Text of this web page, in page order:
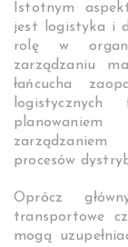
Istotnym
jest logistyka i
rolę w
zarządzaniu
łańcucha
procesów
Oprócz
transportowe
mogą